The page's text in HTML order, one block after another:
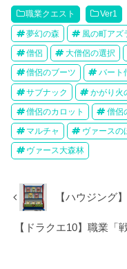
職業クエスト Ver1
夢幻の森 風の町アズ
僧侶 大僧侶の選択
僧侶のブーツ バート
サブナック かがり火
僧侶のカロット 僧侶
マルチャ ヴァースの
ヴァース大森林
【ハウジング
【ドラクエ10】職業「